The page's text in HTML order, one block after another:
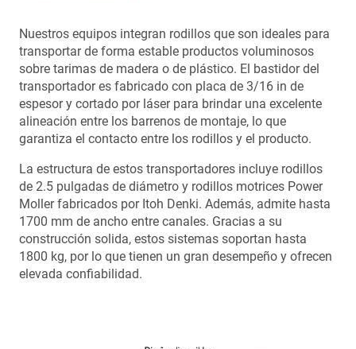
Nuestros equipos integran rodillos que son ideales para
transportar de forma estable productos voluminosos
sobre tarimas de madera o de plástico. El bastidor del
transportador es fabricado con placa de 3/16 in de
espesor y cortado por láser para brindar una excelente
alineación entre los barrenos de montaje, lo que
garantiza el contacto entre los rodillos y el producto.
La estructura de estos transportadores incluye rodillos
de 2.5 pulgadas de diámetro y rodillos motrices Power
Moller fabricados por Itoh Denki. Además, admite hasta
1700 mm de ancho entre canales. Gracias a su
construcción solida, estos sistemas soportan hasta
1800 kg, por lo que tienen un gran desempeño y ofrecen
elevada confiabilidad.